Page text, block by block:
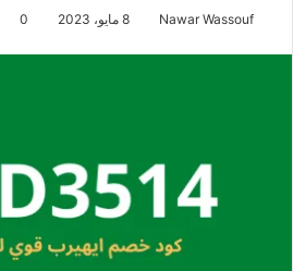
Nawar Wassouf 8 مايو، 2023 0